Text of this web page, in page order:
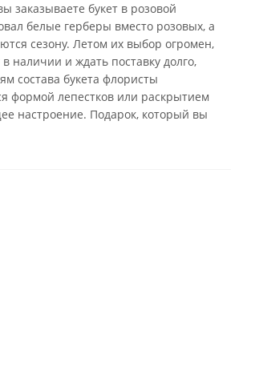
заказываете букет в розовой
белые герберы вместо розовых, а
сезону. Летом их выбор огромен,
наличии и ждать поставку долго,
состава букета флористы
формой лепестков или раскрытием
настроение. Подарок, который вы